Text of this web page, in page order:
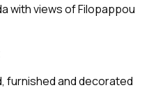
with views of Filopappou
furnished and decorated